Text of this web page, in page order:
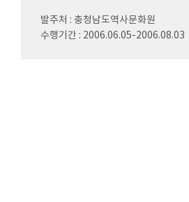
발주처 : 충청남도역사문화원
수행기간 : 2006.06.05-2006.08.03